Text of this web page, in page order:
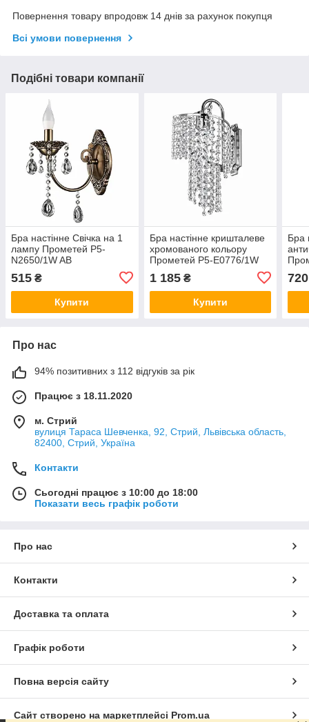
Повернення товару впродовж 14 днів за рахунок покупця
Всі умови повернення
Подібні товари компанії
Бра настінне Свічка на 1
лампу Прометей P5-
N2650/1W AB
515 ₴
Купити
Бра настінне кришталеве
хромованого кольору
Прометей P5-E0776/1W
1 185₴
Купити
Бра
720
Про нас
94% позитивних з 112 відгуків за рік
Працює з 18.11.2020
м. Стрий
вулиця Тараса Шевченка, 92, Стрий, Львівська область,
82400, Стрий, Україна
Контакти
Сьогодні працює з 10:00 до 18:00
Показати весь графік роботи
Про нас
Контакти
Доставка та оплата
Графік роботи
Повна версія сайту
Сайт створено на маркетплейсі Prom.ua